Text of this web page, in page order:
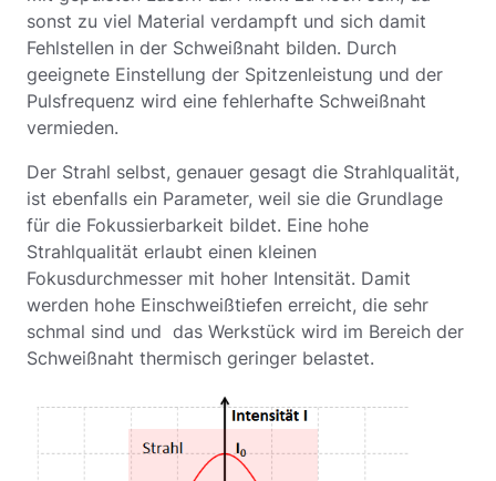
sonst zu viel Material verdampft und sich damit
Fehlstellen in der Schweißnaht bilden. Durch
geeignete Einstellung der Spitzenleistung und der
Pulsfrequenz wird eine fehlerhafte Schweißnaht
vermieden.
Der Strahl selbst, genauer gesagt die Strahlqualität,
ist ebenfalls ein Parameter, weil sie die Grundlage
für die Fokussierbarkeit bildet. Eine hohe
Strahlqualität erlaubt einen kleinen
Fokusdurchmesser mit hoher Intensität. Damit
werden hohe Einschweißtiefen erreicht, die sehr
schmal sind und das Werkstück wird im Bereich der
Schweißnaht thermisch geringer belastet.